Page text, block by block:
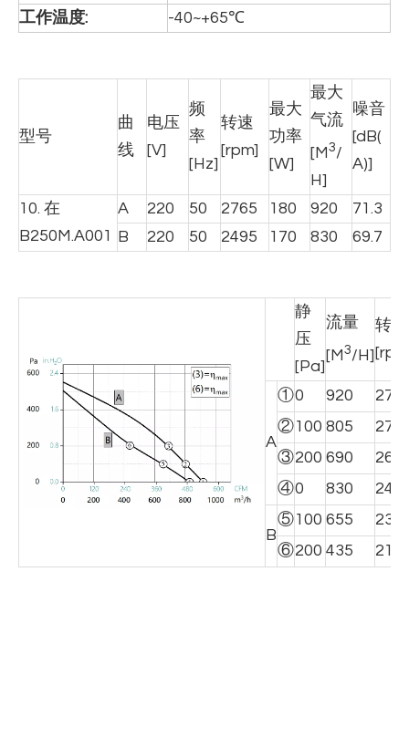
工作温度: -40~+65℃
型号
曲
线
电压
[V]
频
率
[Hz]
转速
[rpm]
最大
功率
[W]
最大
气流
[M3/
H]
噪音
[dB(
A)]
10. 在
B250M.A001
A 220 50 2765 180 920
71.3
B
220 50 2495 170 830 69.7
静
压
[Pa]
流量
[M3/H]
转速
A
①0 920
②100 805
③200 690
④0 830
B
⑤100 655
⑥200 435